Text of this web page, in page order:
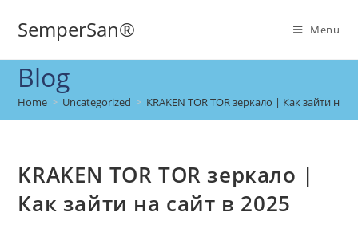
SemperSan® Menu
Blog
Home > Uncategorized > KRAKEN TOR TOR зеркало | Как зайти на
KRAKEN TOR TOR зеркало |
Как зайти на сайт в 2025